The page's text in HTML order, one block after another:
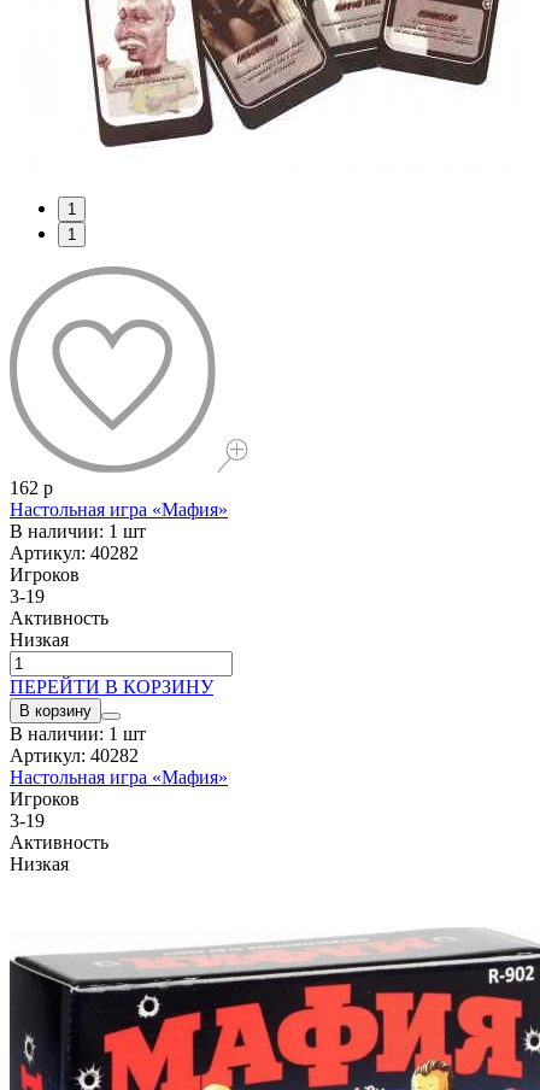
1
1
162 р
Настольная игра «Мафия»
В наличии: 1 шт
Артикул: 40282
Игроков
3-19
Активность
Низкая
ПЕРЕЙТИ В КОРЗИНУ
В корзину
В наличии: 1 шт
Артикул: 40282
Настольная игра «Мафия»
Игроков
3-19
Активность
Низкая